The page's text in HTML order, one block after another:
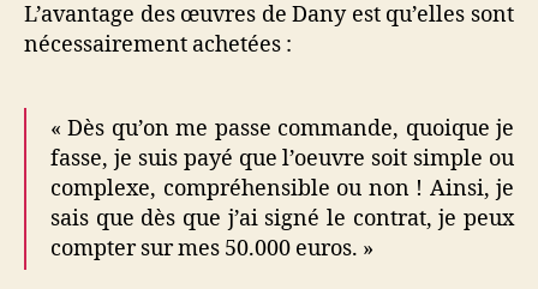
L’avantage des œuvres de Dany est qu’elles sont
nécessairement achetées :
« Dès qu’on me passe commande, quoique je
fasse, je suis payé que l’oeuvre soit simple ou
complexe, compréhensible ou non ! Ainsi, je
sais que dès que j’ai signé le contrat, je peux
compter sur mes 50.000 euros. »